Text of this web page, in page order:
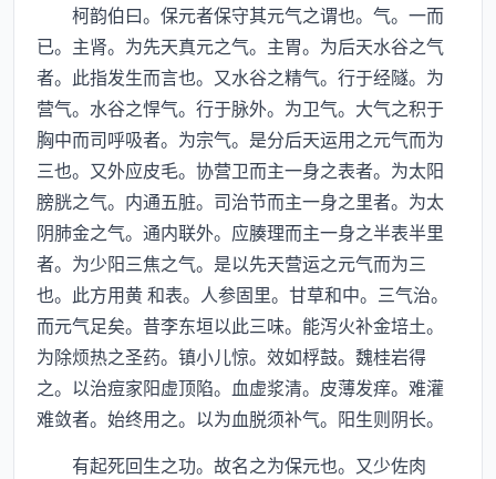
柯韵伯曰。保元者保守其元气之谓也。气。一而
已。主肾。为先天真元之气。主胃。为后天水谷之气
者。此指发生而言也。又水谷之精气。行于经隧。为
营气。水谷之悍气。行于脉外。为卫气。大气之积于
胸中而司呼吸者。为宗气。是分后天运用之元气而为
三也。又外应皮毛。协营卫而主一身之表者。为太阳
膀胱之气。内通五脏。司治节而主一身之里者。为太
阴肺金之气。通内联外。应腠理而主一身之半表半里
者。为少阳三焦之气。是以先天营运之元气而为三
也。此方用黄 和表。人参固里。甘草和中。三气治。
而元气足矣。昔李东垣以此三味。能泻火补金培土。
为除烦热之圣药。镇小儿惊。效如桴鼓。魏桂岩得
之。以治痘家阳虚顶陷。血虚浆清。皮薄发痒。难灌
难敛者。始终用之。以为血脱须补气。阳生则阴长。
有起死回生之功。故名之为保元也。又少佐肉